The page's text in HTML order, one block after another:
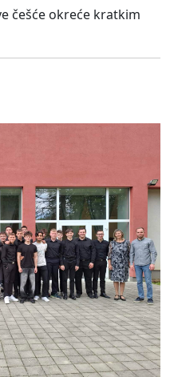
češće okreće kratkim